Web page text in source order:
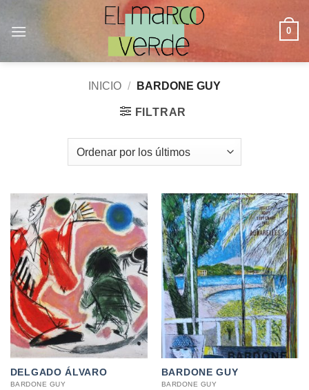
0
INICIO / BARDONE GUY
FILTRAR
DELGADO ÁLVARO
BARDONE GUY
BARDONE GUY
BARDONE GUY